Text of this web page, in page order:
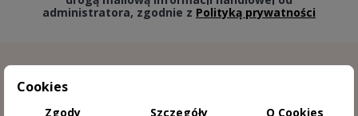
administratora, zgodnie z Polityką prywatności
Cookies
Zgody Szczegóły O Cookies